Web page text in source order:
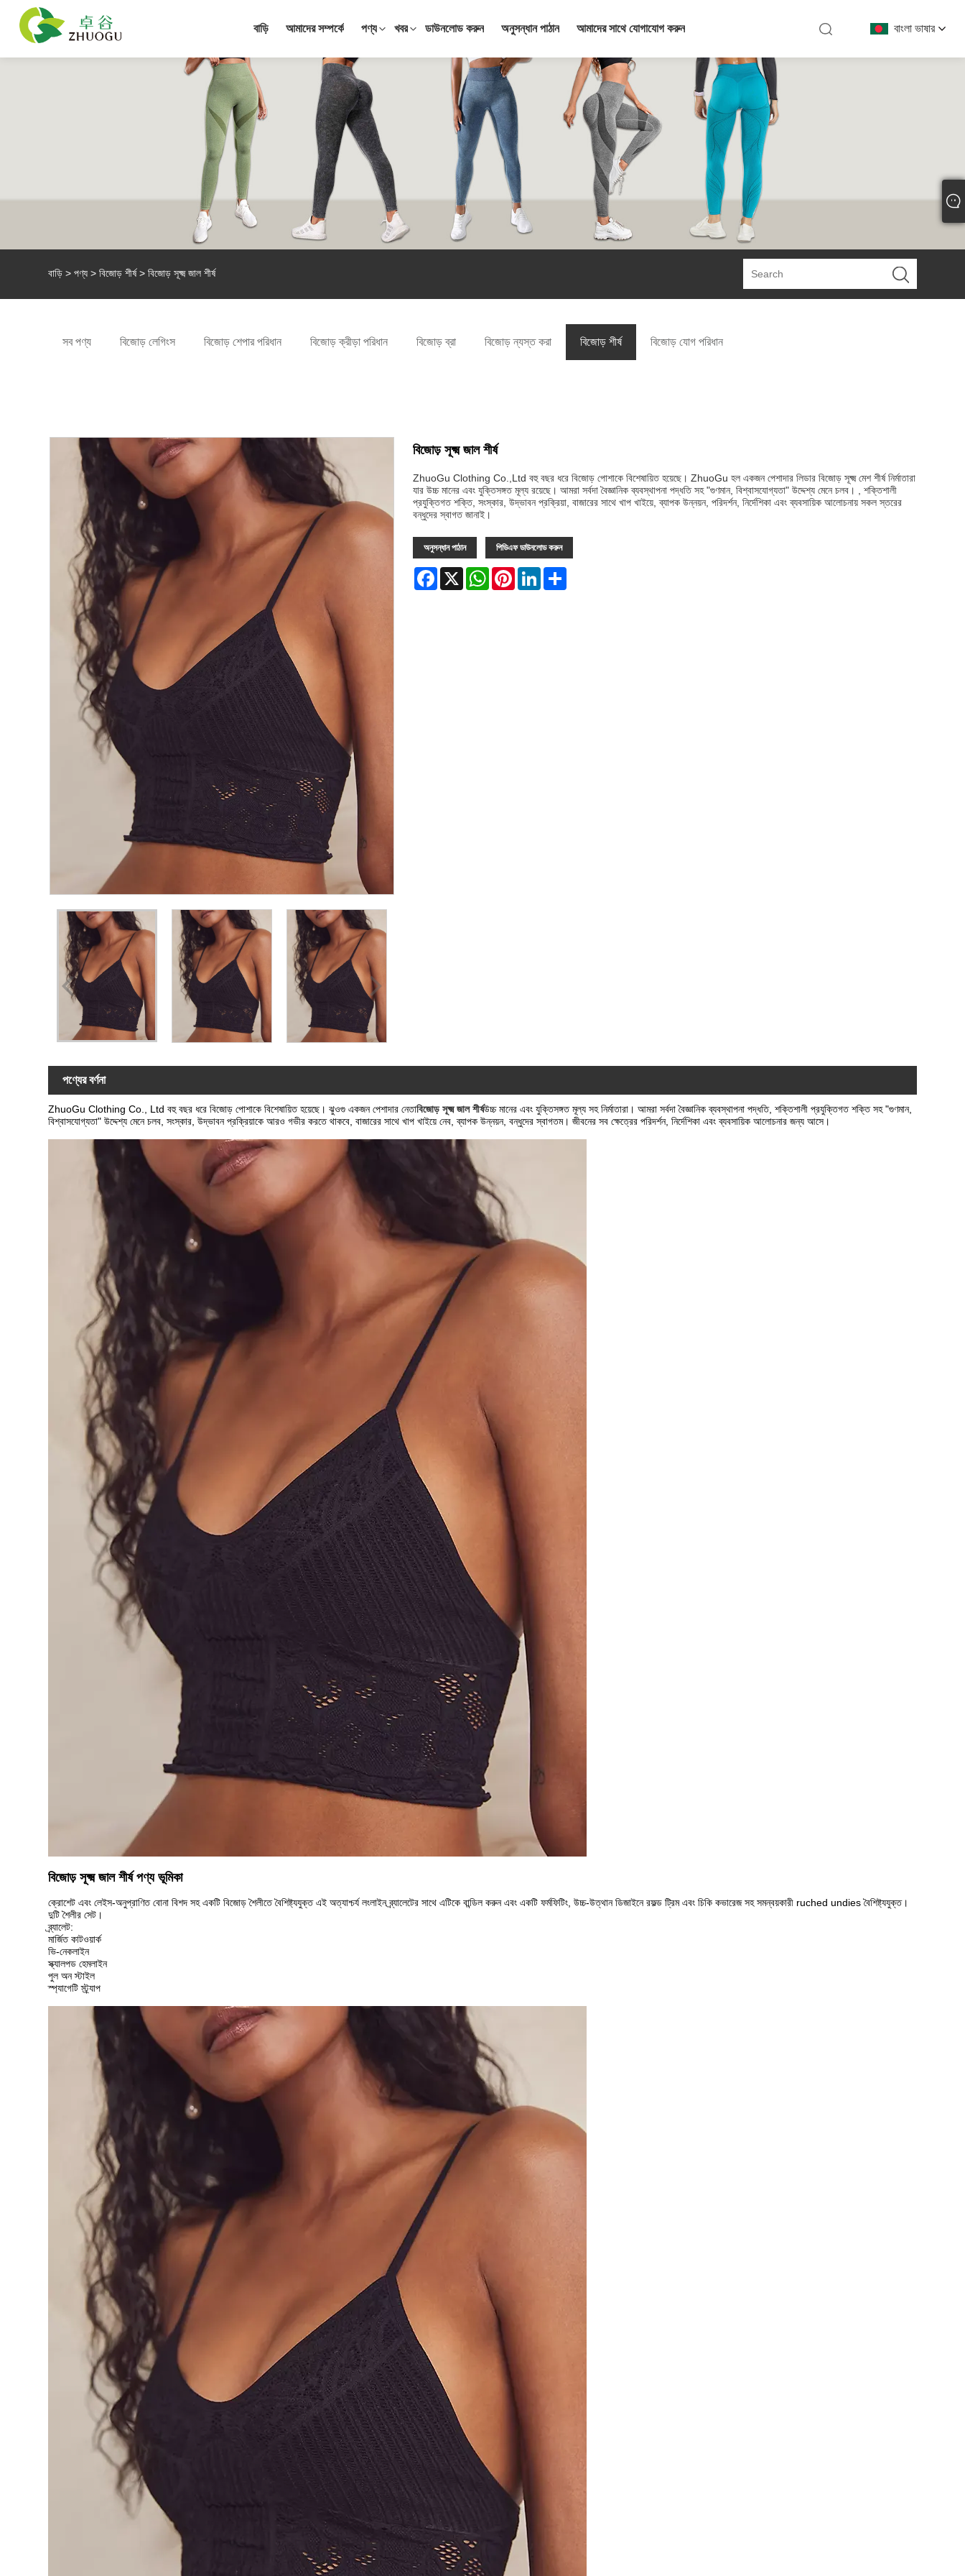
বাংলা ভাষার
বাড়ি আমাদের সম্পর্কে পণ্য খবর ডাউনলোড করুন অনুসন্ধান পাঠান আমাদের সাথে যোগাযোগ করুন
বাড়ি > পণ্য >বিজোড় শীর্ষ> বিজোড় সূক্ষ্ম জাল শীর্ষ
সব পণ্য বিজোড় লেগিংস বিজোড় শেপার পরিধান বিজোড় ক্রীড়া পরিধান বিজোড় ব্রা বিজোড় ন্যস্ত করা বিজোড় শীর্ষ বিজোড় যোগ পরিধান
বিজোড় সূক্ষ্ম জাল শীর্ষ
ZhuoGu Clothing Co.,Ltd বহু বছর ধরে বিজোড় পোশাকে বিশেষায়িত হয়েছে। ZhuoGu হল একজন পেশাদার লিডার বিজোড় সূক্ষ্ম মেশ শীর্ষ নির্মাতারা
যার উচ্চ মানের এবং যুক্তিসঙ্গত মূল্য রয়েছে। আমরা সর্বদা বৈজ্ঞানিক ব্যবস্থাপনা পদ্ধতি সহ "গুণমান, বিশ্বাসযোগ্যতা" উদ্দেশ্য মেনে চলব। , শক্তিশালী
প্রযুক্তিগত শক্তি, সংস্কার, উদ্ভাবন প্রক্রিয়া, বাজারের সাথে খাপ খাইয়ে, ব্যাপক উন্নয়ন, পরিদর্শন, নির্দেশিকা এবং ব্যবসায়িক আলোচনায় সকল স্তরের
বন্ধুদের স্বাগত জানাই।
অনুসন্ধান পাঠান পিডিএফ ডাউনলোড করুন
Facebook
X WhatsAppPinterestLinkedIn
পণ্যের বর্ণনা
ZhuoGu Clothing Co., Ltd বহু বছর ধরে বিজোড় পোশাকে বিশেষায়িত হয়েছে। ঝুওগু একজন পেশাদার নেতাবিজোড় সূক্ষ্ম জাল শীর্ষউচ্চ মানের এবং যুক্তিসঙ্গত মূল্য সহ নির্মাতারা। আমরা সর্বদা বৈজ্ঞানিক ব্যবস্থাপনা পদ্ধতি, শক্তিশালী প্রযুক্তিগত শক্তি সহ "গুণমান,
বিশ্বাসযোগ্যতা" উদ্দেশ্য মেনে চলব, সংস্কার, উদ্ভাবন প্রক্রিয়াকে আরও গভীর করতে থাকবে, বাজারের সাথে খাপ খাইয়ে নেব, ব্যাপক উন্নয়ন, বন্ধুদের স্বাগতম। জীবনের সব ক্ষেত্রের পরিদর্শন, নির্দেশিকা এবং ব্যবসায়িক আলোচনার জন্য আসে।
বিজোড় সূক্ষ্ম জাল শীর্ষ পণ্য ভূমিকা
ক্রোশেট এবং লেইস-অনুপ্রাণিত বোনা বিশদ সহ একটি বিজোড় শৈলীতে বৈশিষ্ট্যযুক্ত এই অত্যাশ্চর্য লংলাইন ব্র্যালেটের সাথে এটিকে বান্ডিল করুন এবং একটি ফর্মফিটিং, উচ্চ-উত্থান ডিজাইনে রফল্ড ট্রিম এবং চিকি কভারেজ সহ সমন্বয়কারী ruched undies বৈশিষ্ট্যযুক্ত।
দুটি শৈলীর সেট।
ব্র্যালেট:
মার্জিত কাটওয়ার্ক
ভি-নেকলাইন
স্ক্যালপড হেমলাইন
পুল অন স্টাইল
স্প্যাগেটি স্ট্র্যাপ